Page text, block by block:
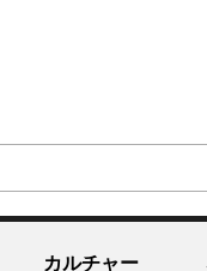
カルチャー